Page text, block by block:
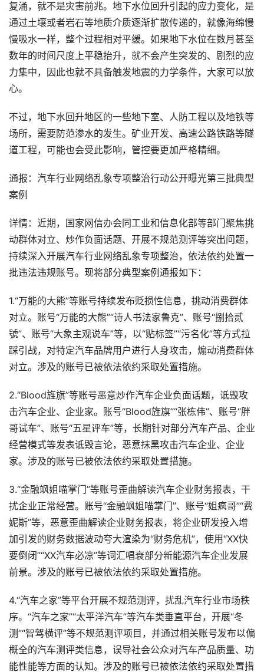
复涌，就不是灾害前兆。地下水位回升引起的应力变化，是
通过土壤或者岩石等地质介质逐渐扩散传递的，就像海绵慢
慢吸水一样，整个过程相对平缓。如果地下水位在数月甚至
数年的时间尺度上平稳抬升，就不会产生突发的、剧烈的应
力集中，因此也就不具备触发地震的力学条件，大家可以放
心。
不过，地下水回升地区的一些地下室、人防工程以及地铁等
场所，需要防范渗水的发生。矿业开发、高速公路铁路等隧
道工程，可能也会受此影响，管控要更加严格精细。
通报：汽车行业网络乱象专项整治行动公开曝光第三批典型
案例
详情：近期，国家网信办会同工业和信息化部等部门聚焦挑
动群体对立、炒作负面话题、开展不规范测评等突出问题，
持续深入开展汽车行业网络乱象专项整治，依法依约处置一
批违法违规账号。现将部分典型案例通报如下：
1.“万能的大熊”等账号持续发布贬损性信息，挑动消费群体
对立。账号“万能的大熊”“诗人书法家鲁克”、账号“捌拾贰
號”、账号“大象主观说车”等，以“贴标签”“污名化”等方式拉
踩引战，对特定汽车品牌用户进行人身攻击，煽动消费群体
对立。涉及的账号已被依法依约采取处置措施。
2.“Blood旌旗”等账号恶意炒作汽车企业负面话题，诋毁攻
击汽车企业、企业家。账号“Blood旌旗”“张栋伟”、账号“胖
哥试车”、账号“五星评车”等，长期针对部分汽车产品、企业
经营模式等发表诋毁言论，恶意抹黑攻击汽车企业、企业
家。涉及的账号已被依法依约采取处置措施。
3.“金融飒姐喵掌门”等账号歪曲解读汽车企业财务报表，干
扰企业正常经营。账号“金融飒姐喵掌门”、账号“姐疯哥”“费
妮斯”等，恶意歪曲解读企业财务报表，将企业研发投入增
加引发的财务数据波动夸大渲染为“财务危机”，使用“XX快
要倒闭”“XX汽车必凉”等词汇唱衰部分新能源汽车企业发展
前景。涉及的账号已被依法依约采取处置措施。
4.“汽车之家”等平台开展不规范测评，扰乱汽车行业市场秩
序。“汽车之家”“太平洋汽车”等汽车类垂直平台，开展“冬
测”“智驾横评”等不规范测评项目，并通过相关账号发布以偏
概全的汽车测评类信息，误导社会公众对汽车产品质量、功
能性能等方面的认知。涉及的账号已被依法依约采取处置措